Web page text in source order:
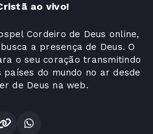
ao vivo!
Cordeiro de Deus online,
a presença de Deus. O
o seu coração transmitindo
do mundo no ar desde
de Deus na web.